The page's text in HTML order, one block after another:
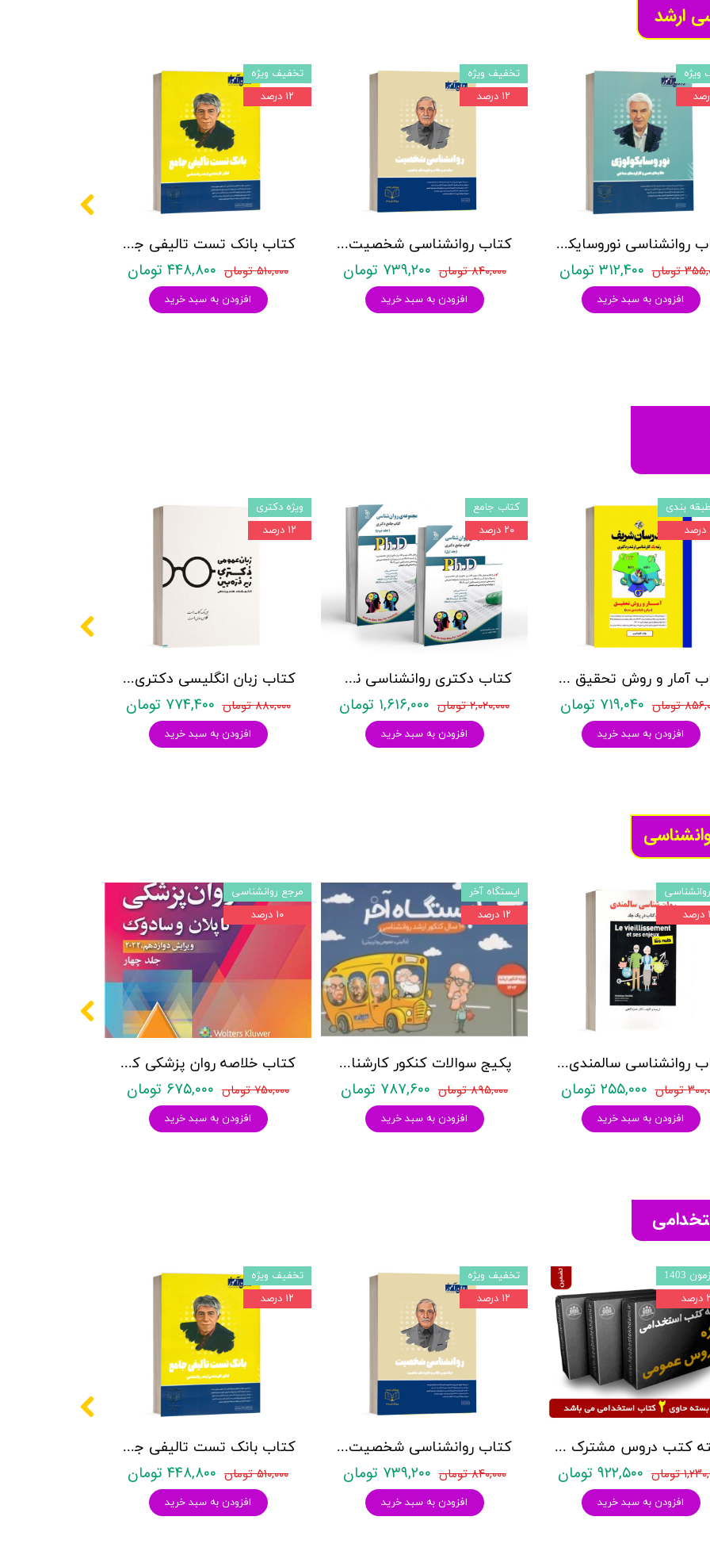
کتاب بانک تست تالیفی جامع روان آموز
۵۱۰,۰۰۰ تومان ۴۴۸,۸۰۰ تومان
افزودن به سبد خرید
تخفیف ویژه
۱۲ درصد
کتاب روانشناسی شخصیت نشر روان آموز زهرا ساعدی
۸۴۰,۰۰۰ تومان ۷۳۹,۲۰۰ تومان
افزودن به سبد خرید
تخفیف ویژه
۱۲ درصد
کتاب روانشناسی نوروسایکولوژی نشر روان آموز حمیده نامداری
تومان ۳۱۲,۴۰۰ تومان
افزودن به سبد خرید
ویژه
ارشد
کتاب زبان انگلیسی دکتری زیر ذره بین هادی جهانشاهی
۸۸۰,۰۰۰ تومان ۷۷۴,۴۰۰ تومان
افزودن به سبد خرید
ویژه دکتری
۱۲ درصد
کتاب دکتری روانشناسی نشر آراه - دو جلدی
۲,۰۲۰,۰۰۰ تومان ۱,۶۱۶,۰۰۰ تومان
افزودن به سبد خرید
کتاب جامع
۲۰ درصد
کتاب آمار و روش تحقیق مدرسان شریف
تومان ۷۱۹,۰۴۰ تومان
افزودن به سبد خرید
بندی
کتاب خلاصه روان پزشکی کاپلان و سادوک ویراست دوازدهم 2022 - جلد4- بنجامین جیمز سادوک ، ویرجینیا آلکوت سادوک ، پدرو روئیز - نشر ارجمند
۷۵۰,۰۰۰ تومان ۶۷۵,۰۰۰ تومان
افزودن به سبد خرید
مرجع روانشناسی
۱۰ درصد
پکیج سوالات کنکور کارشناسی ارشد روانشناسی (بالینی، عمومی و تربیتی) با پاسخنامه تشریحی روان آموز
۸۹۵,۰۰۰ تومان ۷۸۷,۶۰۰ تومان
افزودن به سبد خرید
ایستگاه آخر
۱۲ درصد
کتاب روانشناسی سالمندی - (2 كتاب در 1 جلد) - حمزه گنجی - نشر ساوالان
تومان ۲۵۵,۰۰۰ تومان
افزودن به سبد خرید
کتاب بانک تست تالیفی جامع روان آموز
۵۱۰,۰۰۰ تومان ۴۴۸,۸۰۰ تومان
افزودن به سبد خرید
تخفیف ویژه
۱۲ درصد
کتاب روانشناسی شخصیت نشر روان آموز زهرا ساعدی
۸۴۰,۰۰۰ تومان ۷۳۹,۲۰۰ تومان
افزودن به سبد خرید
تخفیف ویژه
۱۲ درصد
بسته کتب دروس مشترک عمومی اختصاصی آزمون استخدامی آموزش و پرورش نشر چهارخونه
تومان ۹۲۲,۵۰۰ تومان
افزودن به سبد خرید
1403